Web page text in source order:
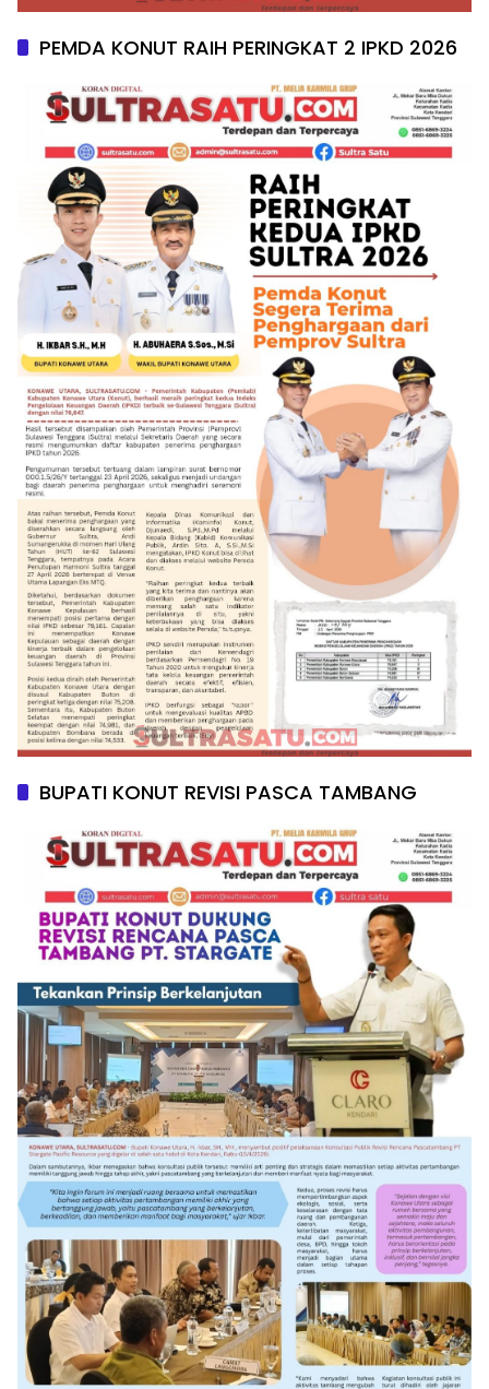
PEMDA KONUT RAIH PERINGKAT 2 IPKD 2026
BUPATI KONUT REVISI PASCA TAMBANG